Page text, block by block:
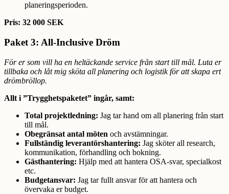
planeringsperioden.
Pris: 32 000 SEK
Paket 3: All-Inclusive Dröm
För er som vill ha en heltäckande service från start till mål. Luta er
tillbaka och låt mig sköta all planering och logistik för att skapa ert
drömbröllop.
Allt i ”Trygghetspaketet” ingår, samt:
Total projektledning: Jag tar hand om all planering från start
till mål.
Obegränsat antal möten och avstämningar.
Fullständig leverantörshantering: Jag sköter all research,
kommunikation, förhandling och bokning.
Gästhantering: Hjälp med att hantera OSA-svar, specialkost
etc.
Budgetansvar: Jag tar fullt ansvar för att hantera och
övervaka er budget.